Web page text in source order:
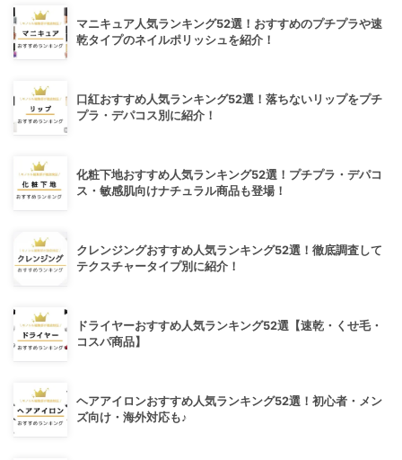
マニキュア人気ランキング52選！おすすめのプチプラや速
乾タイプのネイルポリッシュを紹介！
口紅おすすめ人気ランキング52選！落ちないリップをプチ
プラ・デパコス別に紹介！
化粧下地おすすめ人気ランキング52選！プチプラ・デパコ
ス・敏感肌向けナチュラル商品も登場！
クレンジングおすすめ人気ランキング52選！徹底調査して
テクスチャータイプ別に紹介！
ドライヤーおすすめ人気ランキング52選【速乾・くせ毛・
コスパ商品】
ヘアアイロンおすすめ人気ランキング52選！初心者・メン
ズ向け・海外対応も♪